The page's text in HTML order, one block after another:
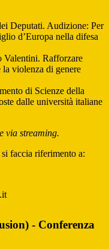
Deputati. Audizione: Per
d’Europa nella difesa
Valentini. Rafforzare
la violenza di genere
di Scienze della
dalle università italiane
via streaming.
faccia riferimento a:
- Conferenza